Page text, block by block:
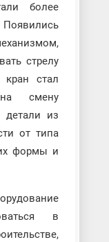
более
стрелу
стал
смену
из
от типа
формы и
в